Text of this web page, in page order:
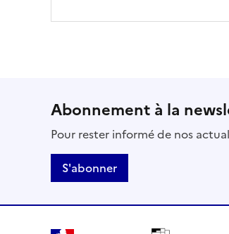
Abonnement à la
Pour rester informé de nos
S'abonner